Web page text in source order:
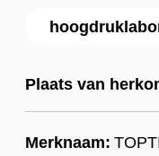
Plaats van
Merknaam: